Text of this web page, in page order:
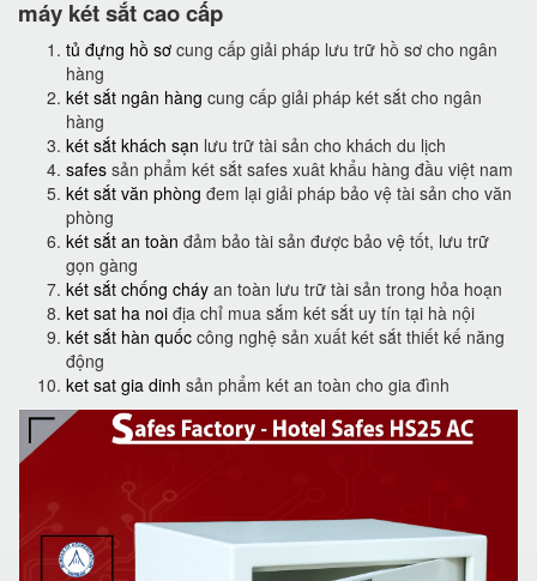
máy két sắt cao cấp
tủ đựng hồ sơ cung cấp giải pháp lưu trữ hồ sơ cho ngân
hàng
két sắt ngân hàng cung cấp giải pháp két sắt cho ngân
hàng
két sắt khách sạn lưu trữ tài sản cho khách du lịch
safes sản phẩm két sắt safes xuât khẩu hàng đầu việt nam
két sắt văn phòng đem lại giải pháp bảo vệ tài sản cho văn
phòng
két sắt an toàn đảm bảo tài sản được bảo vệ tốt, lưu trữ
gọn gàng
két sắt chống cháy an toàn lưu trữ tài sản trong hỏa hoạn
ket sat ha noi địa chỉ mua sắm két sắt uy tín tại hà nội
két sắt hàn quốc công nghệ sản xuất két sắt thiết kế năng
động
ket sat gia dinh sản phẩm két an toàn cho gia đình